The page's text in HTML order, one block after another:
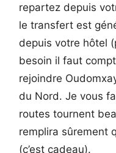
repartez depuis
le transfert est
depuis votre hôtel
besoin il faut
rejoindre
du Nord. Je vous
routes tournent
remplira sûrement
(c’est cadeau).